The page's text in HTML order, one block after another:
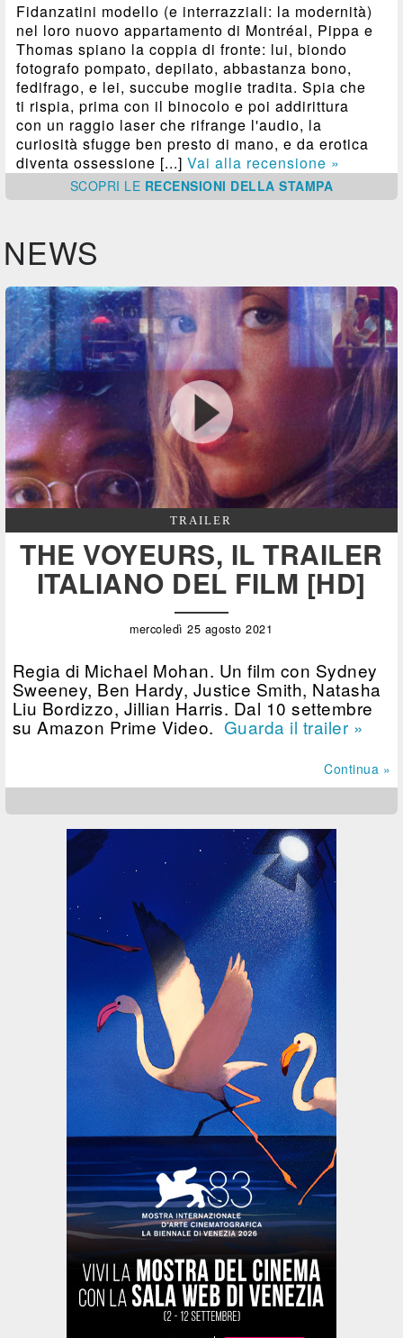
Fidanzatini modello (e interrazziali: la modernità)
nel loro nuovo appartamento di Montréal, Pippa e
Thomas spiano la coppia di fronte: lui, biondo
fotografo pompato, depilato, abbastanza bono,
fedifrago, e lei, succube moglie tradita. Spia che
ti rispia, prima con il binocolo e poi addirittura
con un raggio laser che rifrange l'audio, la
curiosità sfugge ben presto di mano, e da erotica
diventa ossessione [...]Vai alla recensione »
SCOPRI LE RECENSIONI DELLA STAMPA
NEWS
TRAILER
THE VOYEURS, IL TRAILER
ITALIANO DEL FILM [HD]
mercoledì 25 agosto 2021
Regia di Michael Mohan. Un film con Sydney
Sweeney, Ben Hardy, Justice Smith, Natasha
Liu Bordizzo, Jillian Harris. Dal 10 settembre
su Amazon Prime Video. Guarda il trailer »
Continua »